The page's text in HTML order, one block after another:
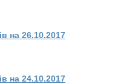
на 26.10.2017
на 24.10.2017